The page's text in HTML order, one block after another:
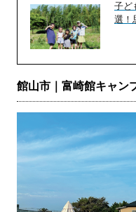
子ど
選！
館山市｜富崎館キャン